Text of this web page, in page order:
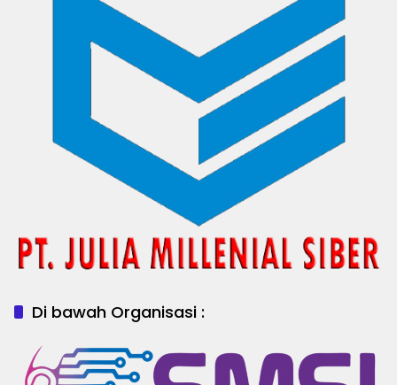
Di bawah Organisasi :